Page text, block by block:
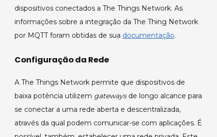
Things
Network.
dispositivos conectados a The Things Network. As
informações sobre a integração da The Thing Network
por MQTT foram obtidas de sua documentação.
Configuração da Rede
A The Things Network permite que dispositivos de
baixa potência utilizem gatewaysde longo alcance para
se conectar a uma rede aberta e descentralizada,
através da qual podem comunicar-se com aplicações. É